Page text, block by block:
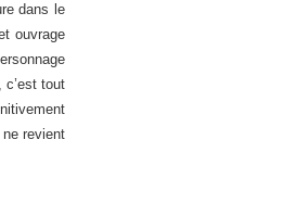
dans le
ouvrage
c’est tout
revient